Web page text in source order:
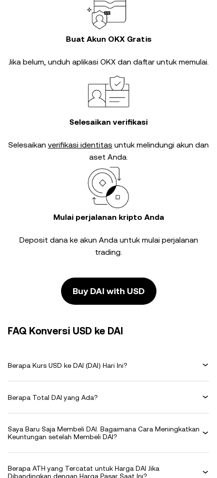
Buat Akun OKX Gratis
Jika belum, unduh aplikasi OKX dan daftar untuk memulai.
Selesaikan verifikasi
Selesaikan verifikasi identitas untuk melindungi akun dan
aset Anda.
Mulai perjalanan kripto Anda
Deposit dana ke akun Anda untuk mulai perjalanan
trading.
Buy DAI with USD
FAQ Konversi USD ke DAI
Berapa Kurs USD ke DAI (DAI) Hari Ini?
Berapa Total DAI yang Ada?
Saya Baru Saja Membeli DAI. Bagaimana Cara Meningkatkan
Keuntungan setelah Membeli DAI?
Berapa ATH yang Tercatat untuk Harga DAI Jika
Dibandingkan dengan Harga Pasar Saat Ini?